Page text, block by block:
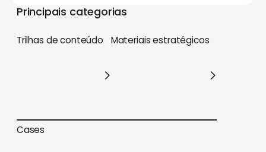
Principais categorias
Trilhas de conteúdo
Trilhas de conteúdo
Materiais estratégicos
Cases